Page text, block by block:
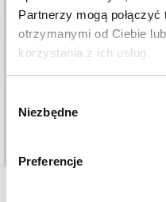
Partnerzy mogą
otrzymanymi od Ciebie
korzystania z ich usług.
zgody
Niezbędne
Preferencje